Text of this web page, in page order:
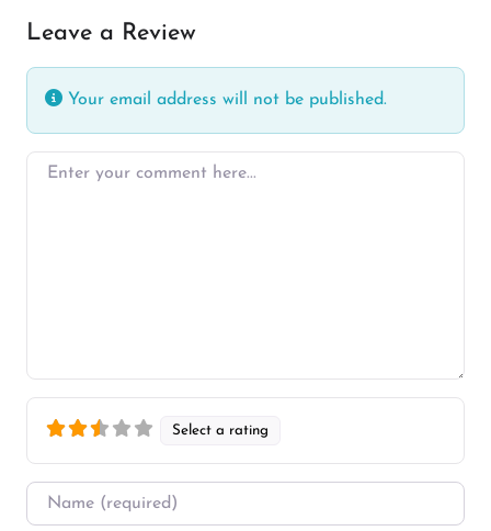
Leave a Review
Your email address will not be published.
Enter your comment here…
Select a rating
Name